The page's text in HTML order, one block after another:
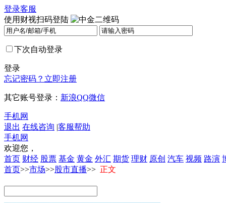
登录客服
使用财视扫码登陆
下次自动登录
登录
忘记密码？ 立即注册
其它账号登录： 新浪QQ微信
手机网
退出 在线咨询 |客服帮助
手机网
欢迎您，
首页 财经 股票 基金 黄金 外汇 期货 理财 原创 汽车 视频 路演
首页>>市场>>股市直播>> 正文